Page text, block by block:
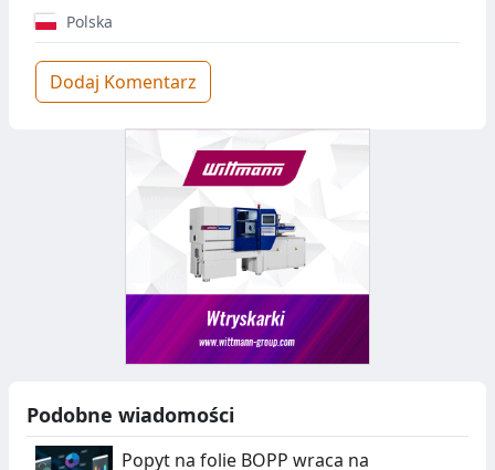
Polska
Dodaj Komentarz
Podobne wiadomości
Popyt na folie BOPP wraca na